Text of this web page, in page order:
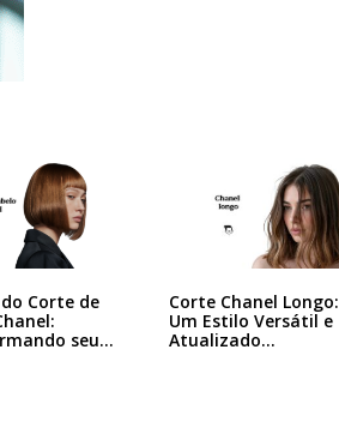
Corte de
seu…
Corte Chanel Longo:
Um Estilo Versátil e
Atualizado…